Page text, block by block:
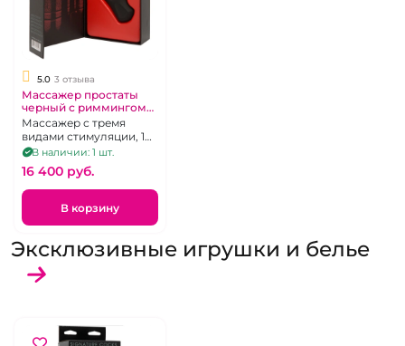
5.0 3 отзыва
Массажер простаты
черный с риммингом
"DocJohnson" Kink
Массажер с тремя
видами стимуляции, 10
режимов вибрации, 3
режима римминга
В наличии: 1 шт.
16 400 pуб.
В корзину
Эксклюзивные игрушки и белье